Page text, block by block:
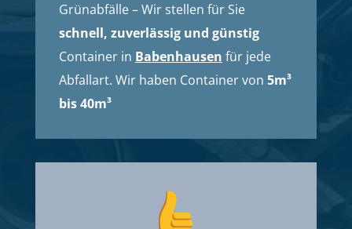
Grünabfälle – Wir stellen für Sie
schnell, zuverlässig und günstig
Container in Babenhausen für jede
Abfallart. Wir haben Container von 5m³
bis 40m³